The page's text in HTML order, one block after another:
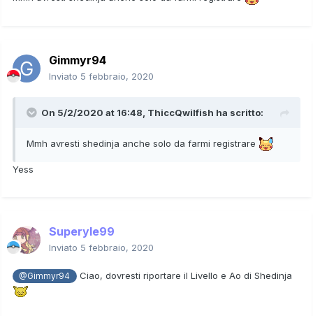
Gimmyr94
Inviato 5 febbraio, 2020
On 5/2/2020 at 16:48, ThiccQwilfish ha scritto:
Mmh avresti shedinja anche solo da farmi registrare
Yess
Superyle99
Inviato 5 febbraio, 2020
@Gimmyr94 Ciao, dovresti riportare il Livello e Ao di Shedinja